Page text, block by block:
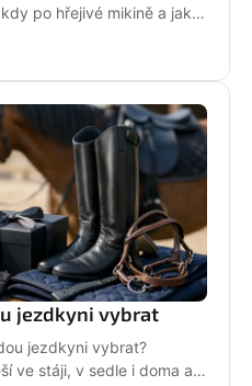
po hřejivé mikině a jak
jezdkyni vybrat
jezdkyni vybrat?
ve stáji, v sedle i doma a